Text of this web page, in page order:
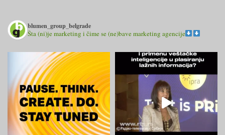
blumen_group_belgrade
Šta (ni)je marketing i čime se (ne)bave marketing agencije